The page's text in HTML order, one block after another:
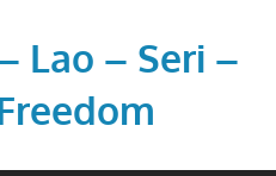
Lao – Seri –